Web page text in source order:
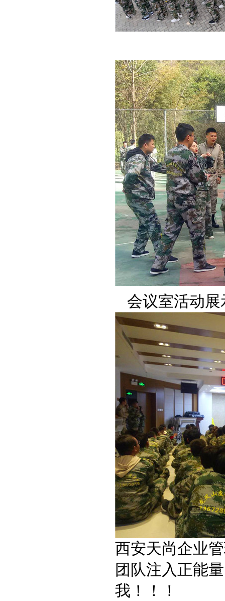
会议室活动展
西安天尚企业
团队注入正能
我！！！